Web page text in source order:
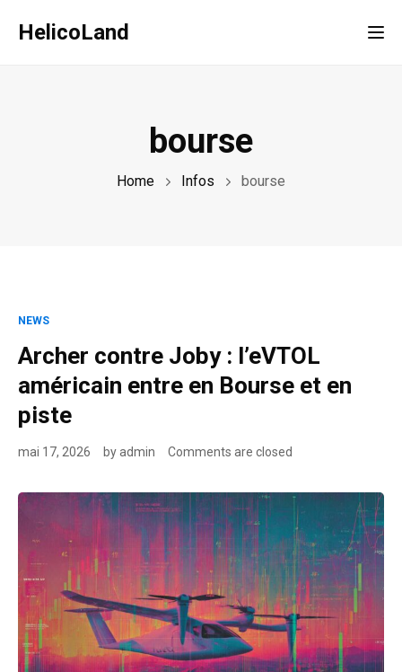
HelicoLand
bourse
Home Infos bourse
NEWS
Archer contre Joby : l’eVTOL
américain entre en Bourse et en
piste
mai 17, 2026 byadmin Comments are closed